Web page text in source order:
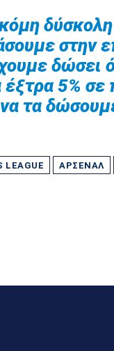
στην
δώσει
έξτρα 5%
τα
LEAGUE ΆΡΣΕΝΑΛ